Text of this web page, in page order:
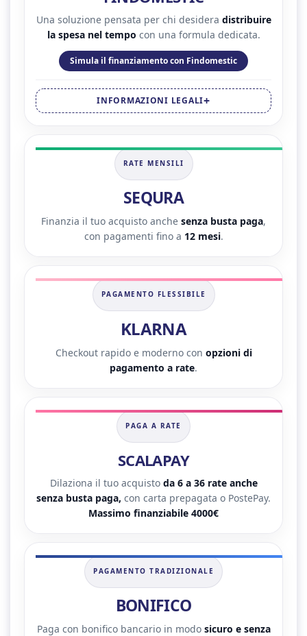
Una soluzione pensata per chi desidera distribuire
la spesa nel tempo con una formula dedicata.
Simula il finanziamento con Findomestic
INFORMAZIONI LEGALI
RATE MENSILI
SEQURA
Finanzia il tuo acquisto anche senza busta paga,
con pagamenti fino a 12 mesi.
PAGAMENTO FLESSIBILE
KLARNA
Checkout rapido e moderno con opzioni di
pagamento a rate.
PAGA A RATE
SCALAPAY
Dilaziona il tuo acquisto da 6 a 36 rate anche
senza busta paga, con carta prepagata o PostePay.
Massimo finanziabile 4000€
PAGAMENTO TRADIZIONALE
BONIFICO
Paga con bonifico bancario in modo sicuro e senza